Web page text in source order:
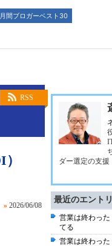
月間ブロガーベスト30
RSS
» 2026/06/08
ダー選定の支援
最近のエント
営業は終わっ
てる
営業は終わっ